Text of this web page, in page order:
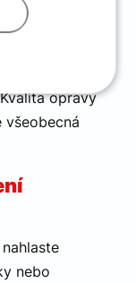
opravy
všeobecná
nebo